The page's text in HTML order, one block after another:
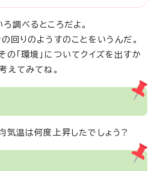
調べるところだよ。
の回りのようすのことをいうんだ。
の「環境」についてクイズを出すか
えてみてね。
気温は何度上昇したでしょう?